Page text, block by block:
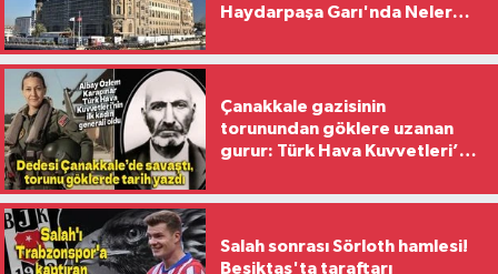
Haydarpaşa Garı'nda Neler
Çanakkale gazisinin
torunundan göklere uzanan
gurur: Türk Hava Kuvvetleri’nin
Salah sonrası Sörloth hamlesi!
Beşiktaş'ta taraftarı